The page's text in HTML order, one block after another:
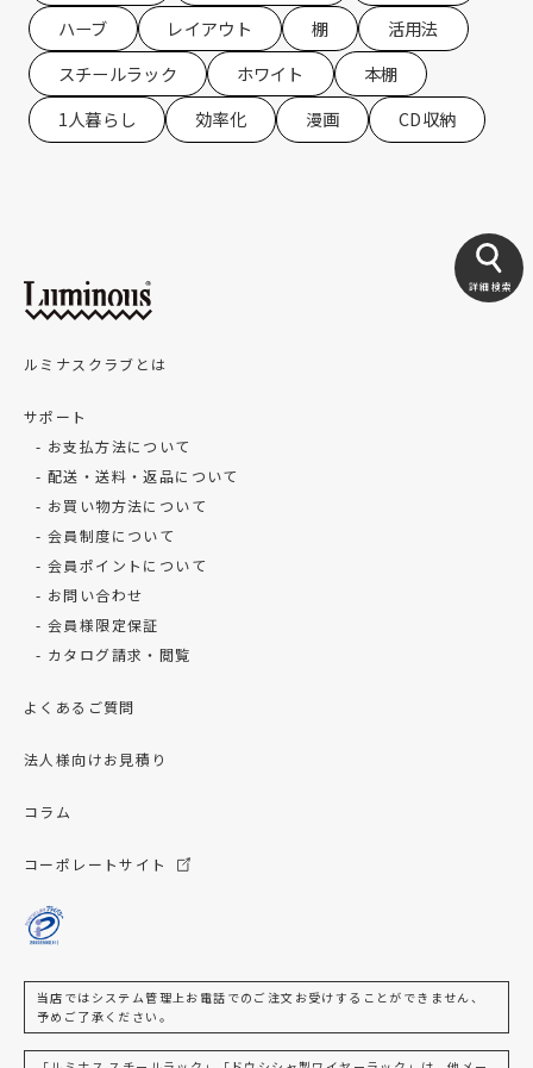
ハーブ
レイアウト 棚
活用法
スチールラック
ホワイト
本棚
1人暮らし
効率化 漫画 CD収納
詳細検索
ルミナスクラブとは
サポート
お支払方法について
配送・送料・返品について
お買い物方法について
会員制度について
会員ポイントについて
お問い合わせ
会員様限定保証
カタログ請求・閲覧
よくあるご質問
法人様向けお見積り
コラム
コーポレートサイト
当店ではシステム管理上お電話でのご注文お受けすることができません、
予めご了承ください。